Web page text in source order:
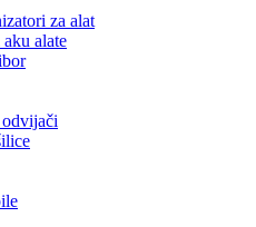
za alat
alate